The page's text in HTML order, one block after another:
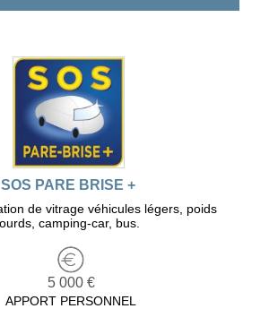
SOS PARE BRISE +
de vitrage véhicules légers, poids
camping-car, bus.
5 000 €
APPORT PERSONNEL